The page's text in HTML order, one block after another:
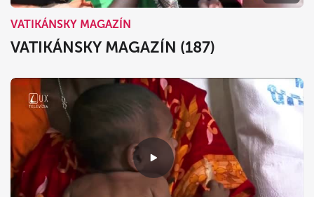
VATIKÁNSKY MAGAZÍN
VATIKÁNSKY MAGAZÍN (187)